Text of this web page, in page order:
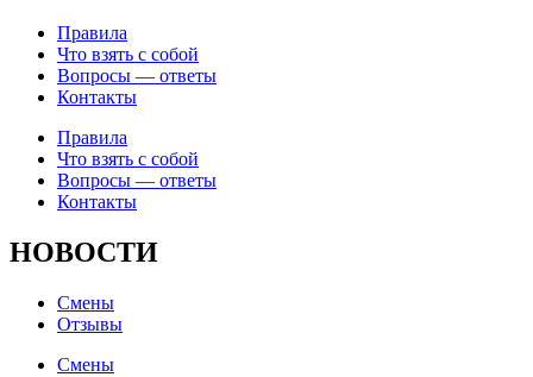
Правила
Что взять с собой
Вопросы — ответы
Контакты
Правила
Что взять с собой
Вопросы — ответы
Контакты
НОВОСТИ
Смены
Отзывы
Смены